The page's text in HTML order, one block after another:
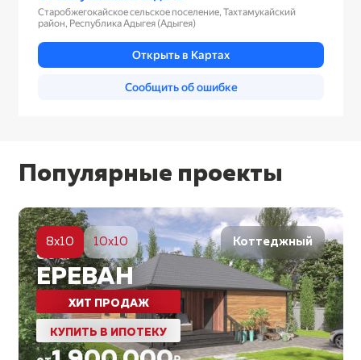
Популярные проекты
Коттеджный
8x10 10x10
80м²
ЕРЕВАН
ХИТ ПРОДАЖ
КУПИТЬ В ИПОТЕКУ
5